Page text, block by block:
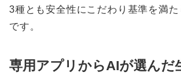
3種とも安全性にこだわり基準を満
です。
専用アプリからAIが選んだ